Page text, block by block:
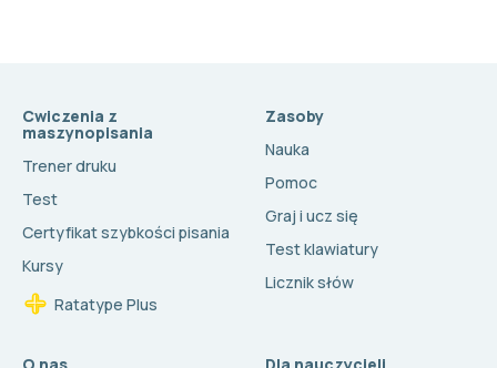
Cwiczenia z
maszynopisania
Trener druku
Test
Certyfikat szybkości pisania
Kursy
Ratatype Plus
Zasoby
Nauka
Pomoc
Graj i ucz się
Test klawiatury
Licznik słów